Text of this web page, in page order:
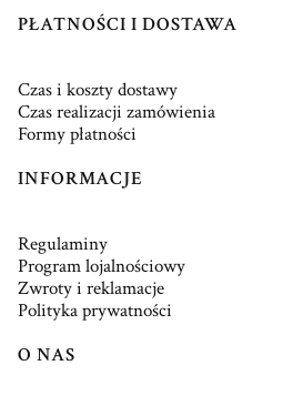
PŁATNOŚCI I DOSTAWA
Czas i koszty dostawy
Czas realizacji zamówienia
Formy płatności
INFORMACJE
Regulaminy
Program lojalnościowy
Zwroty i reklamacje
Polityka prywatności
O NAS